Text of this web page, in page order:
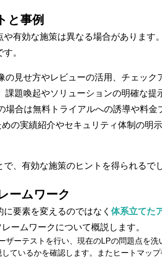
と事例
有効な施策は異なる場合があります
。
見せ方やレビューの活用、チェック
題喚起やソリューションの明確な
合は無料トライアルへの誘導や料金
の実績紹介やセキュリティ体制の明
、有効な施策のヒントを得られるで
ームワーク
要素を変えるのではなく 体系立てた
ームワークについて概説します。
ザーテストを行い、現在のLPの問題点を洗
ているかを確認します。またヒートマッ